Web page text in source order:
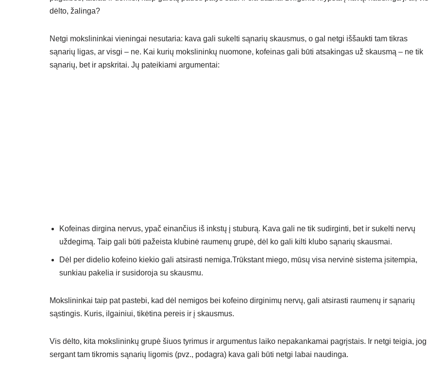
dėlto, žalinga?
Netgi mokslininkai vieningai nesutaria: kava gali sukelti sąnarių skausmus, o gal netgi iššaukti tam tikras
sąnarių ligas, ar visgi – ne. Kai kurių mokslininkų nuomone, kofeinas gali būti atsakingas už skausmą – ne tik
sąnarių, bet ir apskritai. Jų pateikiami argumentai:
Kofeinas dirgina nervus, ypač einančius iš inkstų į stuburą. Kava gali ne tik sudirginti, bet ir sukelti nervų
uždegimą. Taip gali būti pažeista klubinė raumenų grupė, dėl ko gali kilti klubo sąnarių skausmai.
Dėl per didelio kofeino kiekio gali atsirasti nemiga.Trūkstant miego, mūsų visa nervinė sistema įsitempia,
sunkiau pakelia ir susidoroja su skausmu.
Mokslininkai taip pat pastebi, kad dėl nemigos bei kofeino dirginimų nervų, gali atsirasti raumenų ir sąnarių
sąstingis. Kuris, ilgainiui, tikėtina pereis ir į skausmus.
Vis dėlto, kita mokslininkų grupė šiuos tyrimus ir argumentus laiko nepakankamai pagrįstais. Ir netgi teigia, jog
sergant tam tikromis sąnarių ligomis (pvz., podagra) kava gali būti netgi labai naudinga.